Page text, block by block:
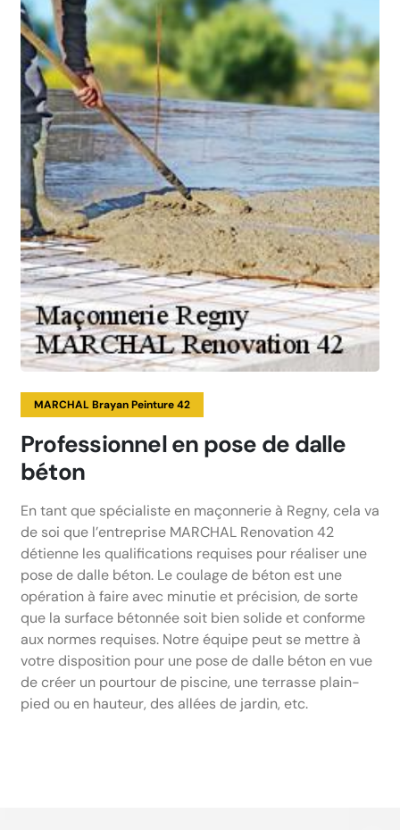
MARCHAL Brayan Peinture 42
Professionnel en pose de dalle
béton
En tant que spécialiste en maçonnerie à Regny, cela va
de soi que l’entreprise MARCHAL Renovation 42
détienne les qualifications requises pour réaliser une
pose de dalle béton. Le coulage de béton est une
opération à faire avec minutie et précision, de sorte
que la surface bétonnée soit bien solide et conforme
aux normes requises. Notre équipe peut se mettre à
votre disposition pour une pose de dalle béton en vue
de créer un pourtour de piscine, une terrasse plain-
pied ou en hauteur, des allées de jardin, etc.